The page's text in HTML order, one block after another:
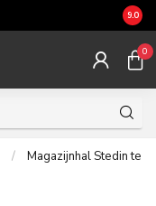
9.0
0
/
Magazijnhal Stedin te